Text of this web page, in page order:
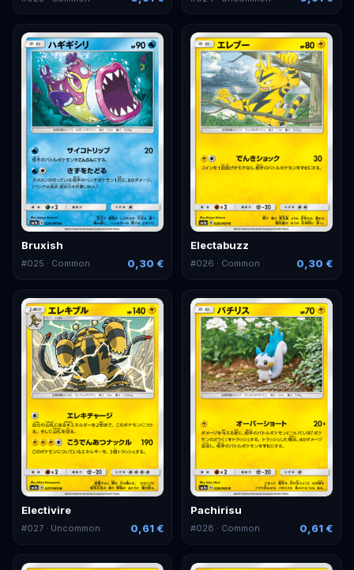
Bruxish
#025 · Common 0,30 €
Electabuzz
#026 · Common 0,30 €
Electivire
#027 · Uncommon 0,61 €
Pachirisu
#028 · Common 0,61 €